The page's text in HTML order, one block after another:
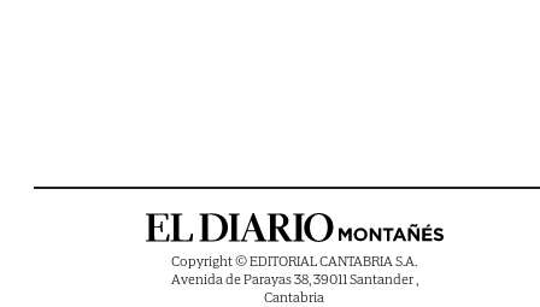
Copyright © EDITORIAL CANTABRIA S.A.
Avenida de Parayas 38, 39011 Santander ,
Cantabria